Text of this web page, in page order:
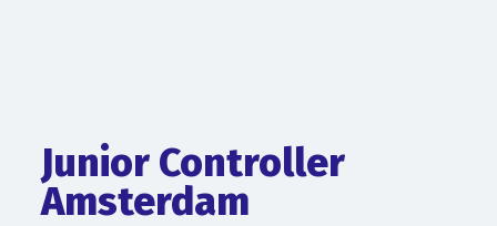
Junior Controller
Amsterdam